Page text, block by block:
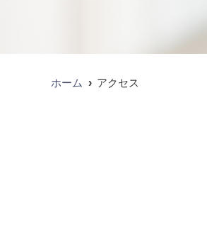
ホーム アクセス